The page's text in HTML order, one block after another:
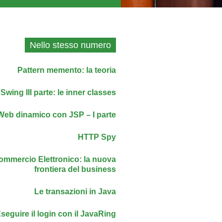
Nello stesso numero
Pattern memento: la teoria
Swing III parte: le inner classes
dinamico con JSP – I parte
HTTP Spy
Elettronico: la nuova
frontiera del business
Le transazioni in Java
il login con il JavaRing